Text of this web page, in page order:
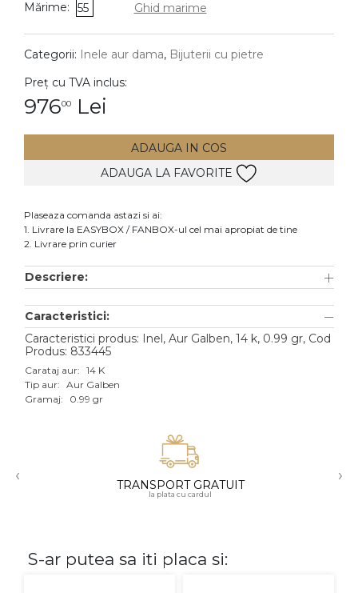
DIAMANTE Vezi toate
Cercei
Accesorii
Aur alb
Aur roz
Aur mixt
18K
Mărime: 55 Ghid marime
Categorii: Inele aur dama, Bijuterii cu pietre
Preț cu TVA inclus:
97600 Lei
ADAUGA IN COS
ADAUGA LA FAVORITE
Plaseaza comanda astazi si ai:
1. Livrare la EASYBOX / FANBOX-ul cel mai apropiat de tine
2. Livrare prin curier
Descriere:
Caracteristici:
Caracteristici produs: Inel, Aur Galben, 14 k, 0.99 gr, Cod
Produs: 833445
Carataj aur: 14 K
Tip aur: Aur Galben
Gramaj:
0.99 gr
‹ TRANSPORT GRATUIT
la plata cu cardul
›
S-ar putea sa iti placa si: